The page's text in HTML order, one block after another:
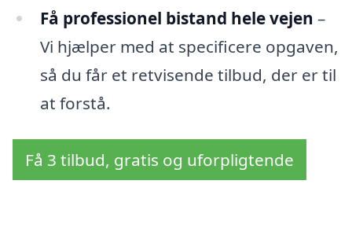
Få professionel bistand hele vejen –
Vi hjælper med at specificere opgaven,
så du får et retvisende tilbud, der er til
at forstå.
Få 3 tilbud, gratis og uforpligtende